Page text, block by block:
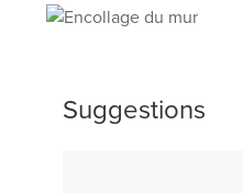
Suggestions